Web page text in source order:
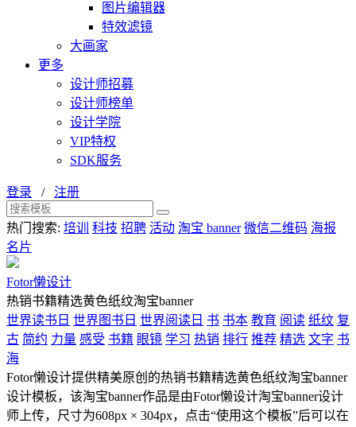
图片编辑器
特效滤镜
大画家
更多
设计师招募
设计师榜单
设计学院
VIP特权
SDK服务
登录 / 注册
热门搜索: 培训 科技 招聘 活动 淘宝 banner 微信二维码 海报
名片
Fotor懒设计
热销书籍精选黄色纸纹淘宝banner
世界读书日 世界图书日 世界阅读日 书 书本 教育 阅读 纸纹 复
古 简约 力量 感受 书籍 眼镜 学习 热销 排行 推荐 精选 文字 书
海
Fotor懒设计提供精美原创的热销书籍精选黄色纸纹淘宝banner
设计模板，该淘宝banner作品是由Fotor懒设计淘宝banner设计
师上传，尺寸为608px × 304px，点击“使用这个模板”后可以在